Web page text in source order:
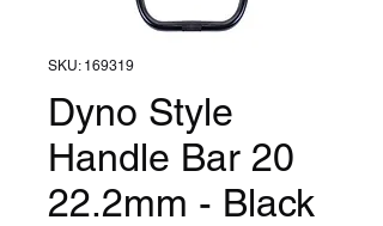
SKU: 169319
Dyno Style
Handle Bar 20
22.2mm - Black